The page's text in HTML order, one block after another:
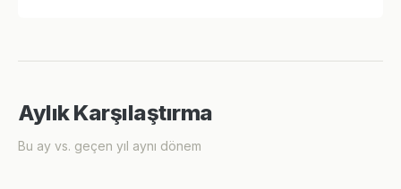
Aylık Karşılaştırma
Bu ay vs. geçen yıl aynı dönem